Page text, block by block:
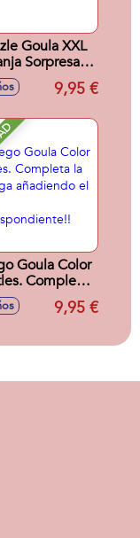
Goula XXL
Sorpresa.
12 piezas.
9,95 €
Goula Color
Completa
la tortuga
el color
9,95 €